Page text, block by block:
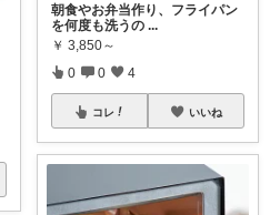
朝食やお弁当作り、フライパン
を何度も洗うの ...
￥ 3,850～
0 0 4
コレ いいね